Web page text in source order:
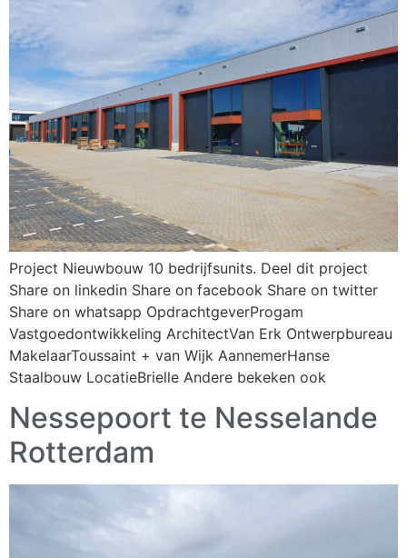
Project Nieuwbouw 10 bedrijfsunits. Deel dit project
Share on linkedin Share on facebook Share on twitter
Share on whatsapp OpdrachtgeverProgam
Vastgoedontwikkeling ArchitectVan Erk Ontwerpbureau
MakelaarToussaint + van Wijk AannemerHanse
Staalbouw LocatieBrielle Andere bekeken ook
Nessepoort te Nesselande
Rotterdam